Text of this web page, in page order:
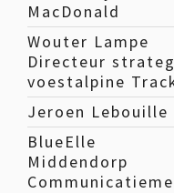
MacDonald
Wouter Lampe
Directeur
voestalpine
Jeroen Lebouille
BlueElle
Middendorp